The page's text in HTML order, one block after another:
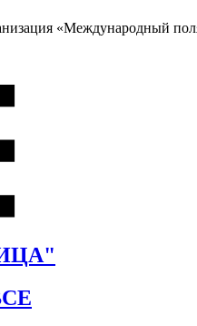
«Международный